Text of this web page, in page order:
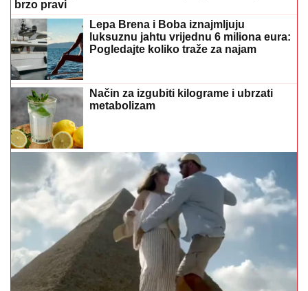
brzo pravi
Lepa Brena i Boba iznajmljuju
luksuznu jahtu vrijednu 6 miliona eura:
Pogledajte koliko traže za najam
Način za izgubiti kilograme i ubrzati
metabolizam